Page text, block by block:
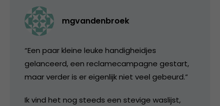
mgvandenbroek
“Een paar kleine leuke handigheidjes
gelanceerd, een reclamecampagne gestart,
maar verder is er eigenlijk niet veel gebeurd.”
Ik vind het nog steeds een stevige waslijst,